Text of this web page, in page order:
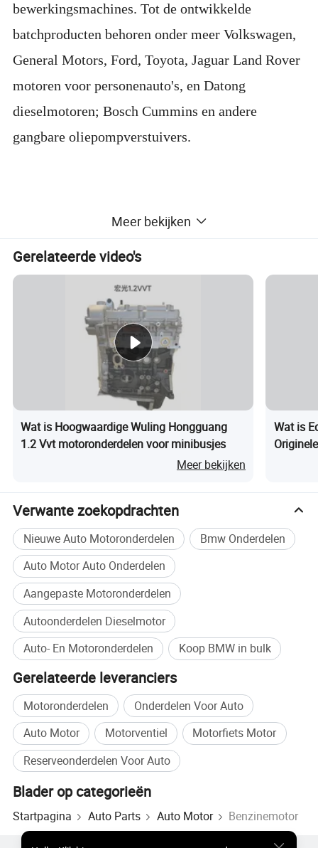
bewerkingsmachines. Tot de ontwikkelde
batchproducten behoren onder meer Volkswagen,
General Motors, Ford, Toyota, Jaguar Land Rover
motoren voor personenauto's, en Datong
dieselmotoren; Bosch Cummins en andere
gangbare oliepompverstuivers.
Meer bekijken
Gerelateerde video's
Wat is Hoogwaardige Wuling Hongguang
1.2 Vvt motoronderdelen voor minibusjes
Meer bekijken
Wat is
Verwante zoekopdrachten
Nieuwe Auto Motoronderdelen
Bmw Onderdelen
Auto Motor Auto Onderdelen
Aangepaste Motoronderdelen
Autoonderdelen Dieselmotor
Auto- En Motoronderdelen
Koop BMW in bulk
Gerelateerde leveranciers
Motoronderdelen
Onderdelen Voor Auto
Auto Motor
Motorventiel
Motorfiets Motor
Reserveonderdelen Voor Auto
Blader op categorieën
Startpagina Auto Parts Auto Motor Benzinemotor